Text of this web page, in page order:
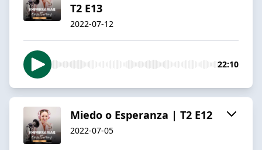
T2 E13
2022-07-12
22:10
Miedo o Esperanza | T2 E12
2022-07-05